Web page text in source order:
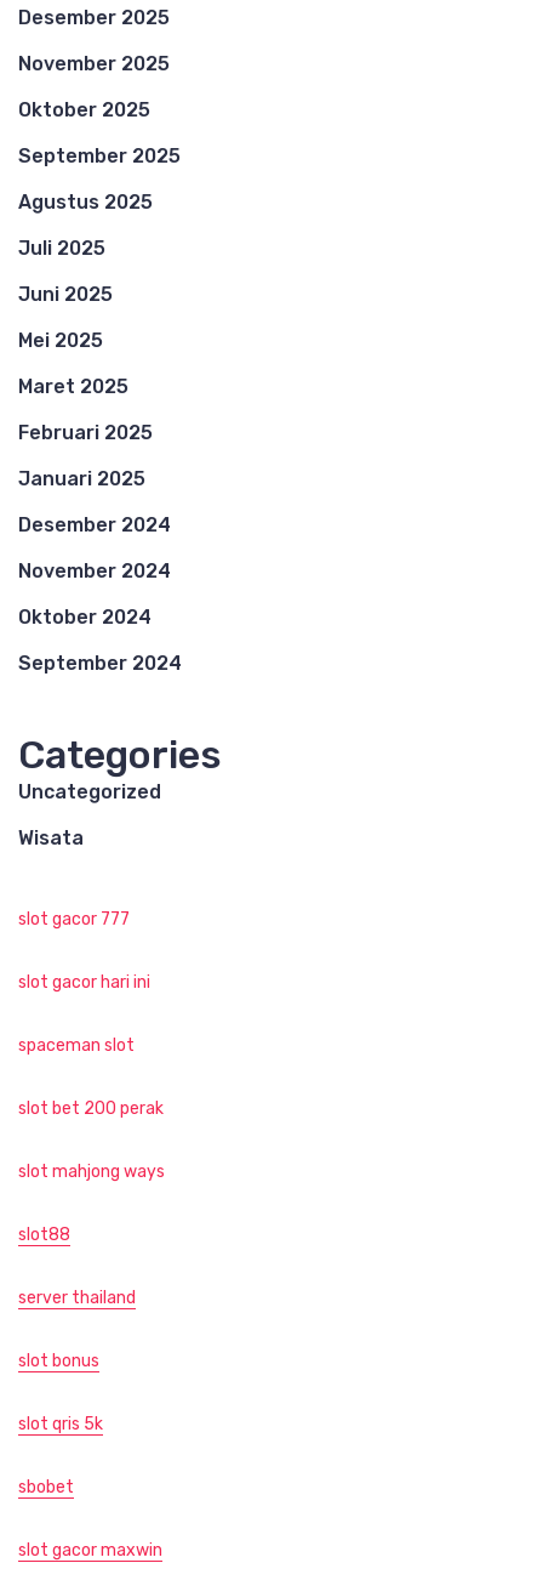
Desember 2025
November 2025
Oktober 2025
September 2025
Agustus 2025
Juli 2025
Juni 2025
Mei 2025
Maret 2025
Februari 2025
Januari 2025
Desember 2024
November 2024
Oktober 2024
September 2024
Categories
Uncategorized
Wisata
slot gacor 777
slot gacor hari ini
spaceman slot
slot bet 200 perak
slot mahjong ways
slot88
server thailand
slot bonus
slot qris 5k
sbobet
slot gacor maxwin